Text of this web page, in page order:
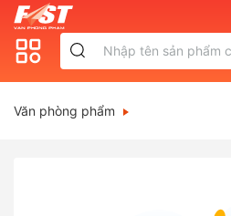
Văn phòng phẩm